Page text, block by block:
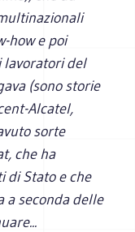
how e poi
lavoratori del
(sono storie
Alcatel,
sorte
che ha
di Stato e che
a seconda delle